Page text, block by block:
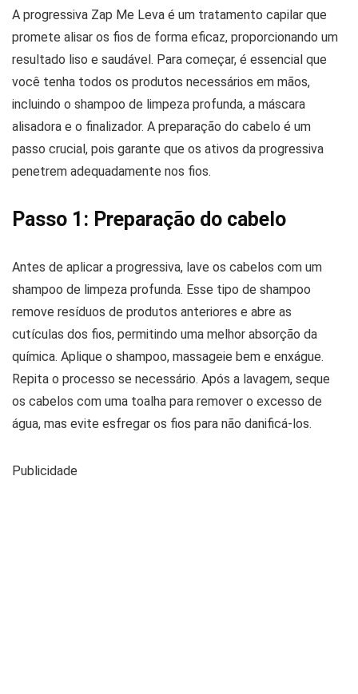
A progressiva Zap Me Leva é um tratamento capilar que
promete alisar os fios de forma eficaz, proporcionando um
resultado liso e saudável. Para começar, é essencial que
você tenha todos os produtos necessários em mãos,
incluindo o shampoo de limpeza profunda, a máscara
alisadora e o finalizador. A preparação do cabelo é um
passo crucial, pois garante que os ativos da progressiva
penetrem adequadamente nos fios.
Passo 1: Preparação do cabelo
Antes de aplicar a progressiva, lave os cabelos com um
shampoo de limpeza profunda. Esse tipo de shampoo
remove resíduos de produtos anteriores e abre as
cutículas dos fios, permitindo uma melhor absorção da
química. Aplique o shampoo, massageie bem e enxágue.
Repita o processo se necessário. Após a lavagem, seque
os cabelos com uma toalha para remover o excesso de
água, mas evite esfregar os fios para não danificá-los.
Publicidade